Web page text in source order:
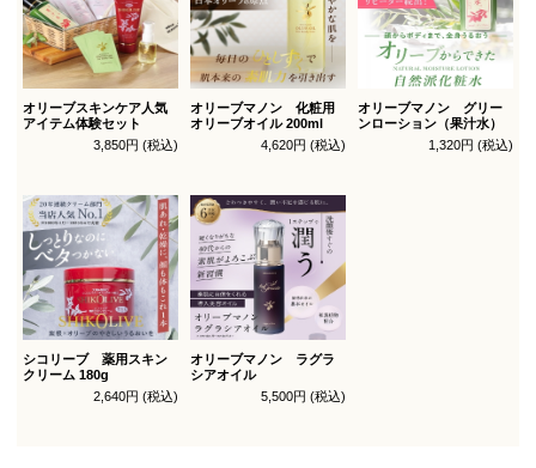
オリーブスキンケア人気
アイテム体験セット
3,850円 (税込)
オリーブマノン 化粧用
オリーブオイル 200ml
4,620円 (税込)
オリーブマノン グリー
ンローション（果汁水）
1,320円 (税込)
シコリーブ 薬用スキン
クリーム 180g
2,640円 (税込)
オリーブマノン ラグラ
シアオイル
5,500円 (税込)